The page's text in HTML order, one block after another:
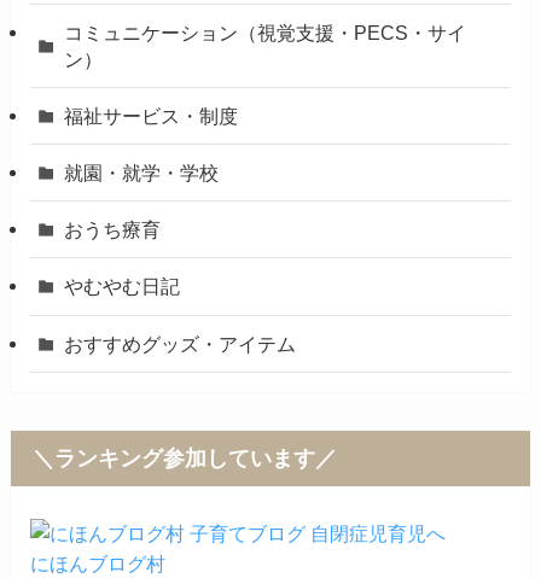
コミュニケーション（視覚支援・PECS・サイ
ン）
福祉サービス・制度
就園・就学・学校
おうち療育
やむやむ日記
おすすめグッズ・アイテム
＼ランキング参加しています／
にほんブログ村